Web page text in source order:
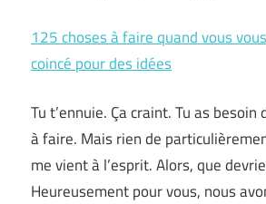
125 choses à faire quand vous
coincé pour des idées
Tu t’ennuie. Ça craint. Tu as besoin
à faire. Mais rien de
me vient à l’esprit. Alors, que
Heureusement pour vous, nous